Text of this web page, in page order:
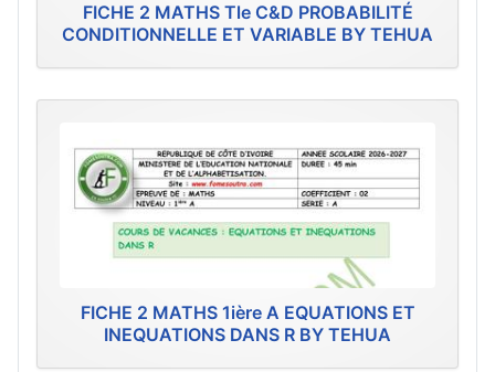
FICHE 2 MATHS Tle C&D PROBABILITÉ
CONDITIONNELLE ET VARIABLE BY TEHUA
FICHE 2 MATHS 1ière A EQUATIONS ET
INEQUATIONS DANS R BY TEHUA